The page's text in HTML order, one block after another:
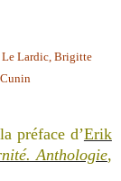
Le Lardic, Brigitte
préface d’Erik
Anthologie,